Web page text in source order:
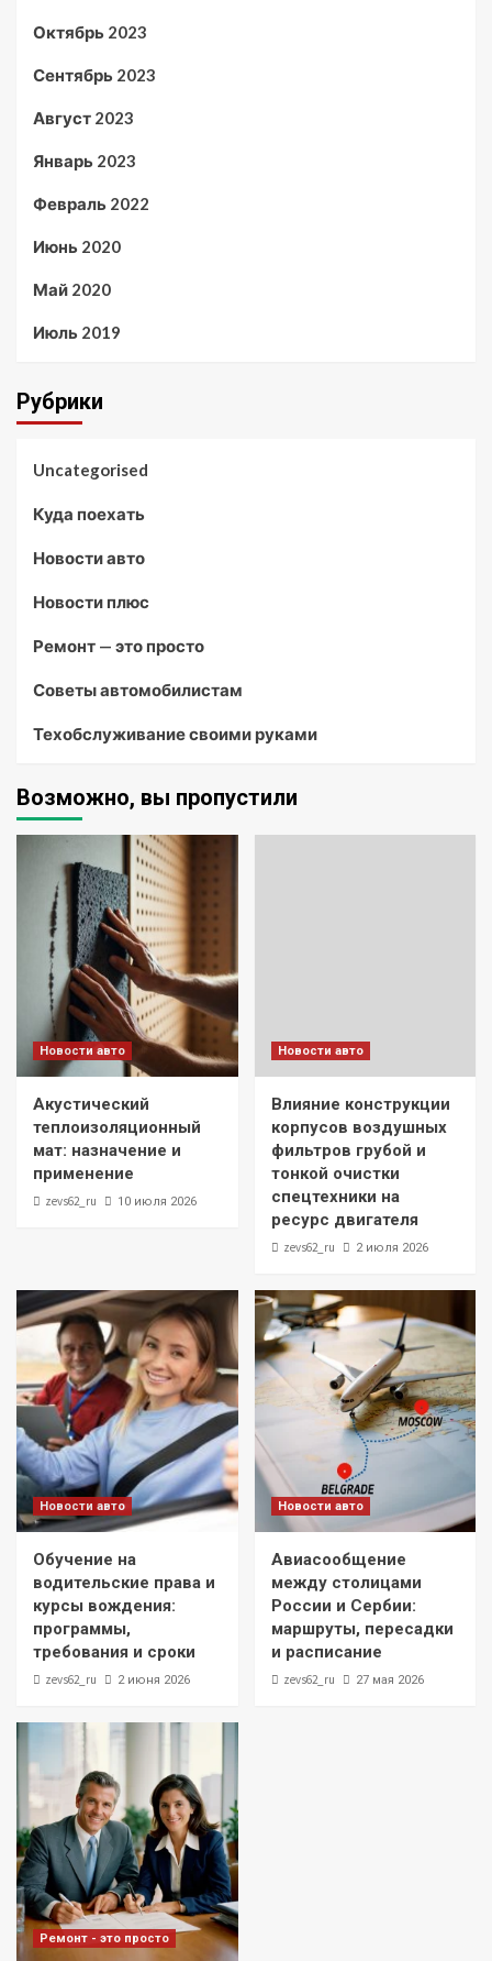
Октябрь 2023
Сентябрь 2023
Август 2023
Январь 2023
Февраль 2022
Июнь 2020
Май 2020
Июль 2019
Рубрики
Uncategorised
Куда поехать
Новости авто
Новости плюс
Ремонт — это просто
Советы автомобилистам
Техобслуживание своими руками
Возможно, вы пропустили
Новости авто
Акустический
теплоизоляционный
мат: назначение и
применение
zevs62_ru 10 июля 2026
Новости авто
Влияние конструкции
корпусов воздушных
фильтров грубой и
тонкой очистки
спецтехники на
ресурс двигателя
zevs62_ru 2 июля 2026
Новости авто
Обучение на
водительские права и
курсы вождения:
программы,
требования и сроки
zevs62_ru 2 июня 2026
Новости авто
Авиасообщение
между столицами
России и Сербии:
маршруты, пересадки
и расписание
zevs62_ru 27 мая 2026
Ремонт - это просто